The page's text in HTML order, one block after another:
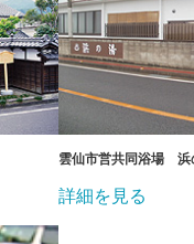
雲仙市営共同浴場 浜
詳細を見る